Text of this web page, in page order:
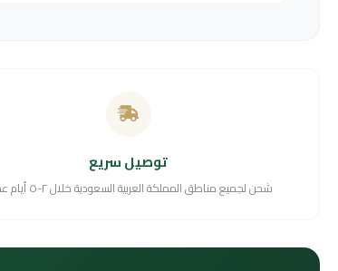
توصيل سريع
شحن لجميع مناطق المملكة العربية السعودية خلال ٢-٥ أيام عمل.